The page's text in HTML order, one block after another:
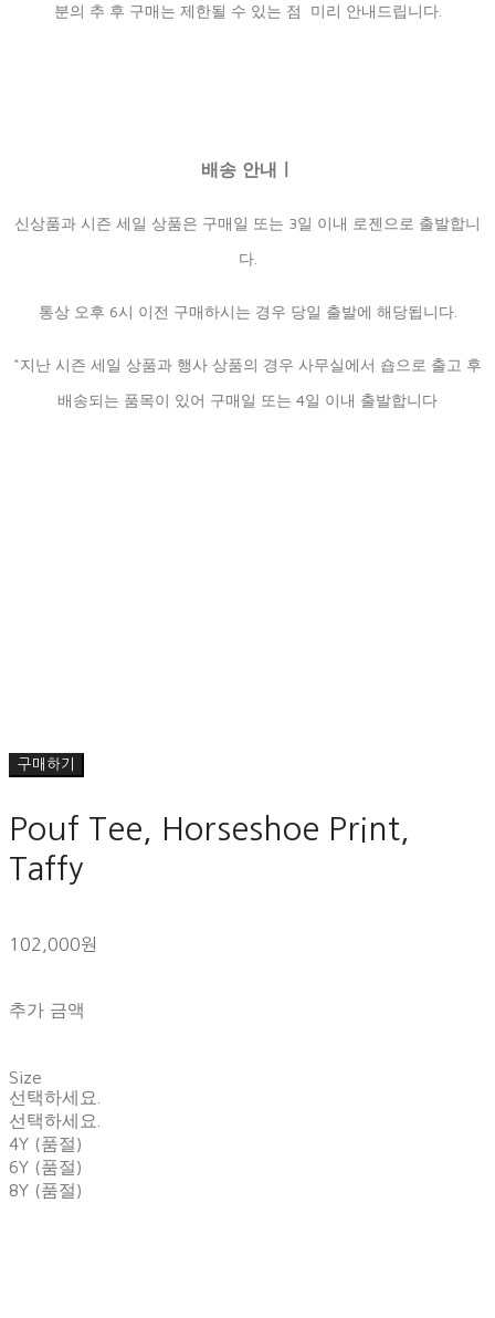
분의 추 후 구매는 제한될 수 있는 점 미리 안내드립니다.
배송 안내ㅣ
신상품과 시즌 세일 상품은 구매일 또는 3일 이내 로젠으로 출발합니
다.
통상 오후 6시 이전 구매하시는 경우 당일 출발에 해당됩니다.
*지난 시즌 세일 상품과 행사 상품의 경우 사무실에서 숍으로 출고 후
배송되는 품목이 있어 구매일 또는 4일 이내 출발합니다
구매하기
Pouf Tee, Horseshoe Print,
Taffy
102,000원
추가 금액
Size
선택하세요.
선택하세요.
4Y (품절)
6Y (품절)
8Y (품절)